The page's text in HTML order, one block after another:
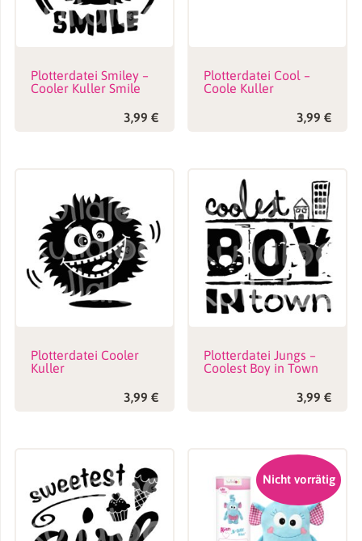
Plotterdatei Smiley –
Cooler Kuller Smile
3,99 €
Plotterdatei Cool –
Coole Kuller
3,99€
Plotterdatei Cooler
Kuller
3,99 €
Plotterdatei Jungs –
Coolest Boy in Town
3,99€
Nicht vorrätig